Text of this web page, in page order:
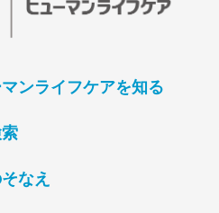
ンライフケアを知る
なえ